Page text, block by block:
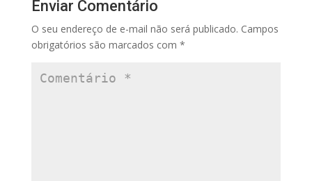
Enviar Comentário
O seu endereço de e-mail não será publicado. Campos
obrigatórios são marcados com *